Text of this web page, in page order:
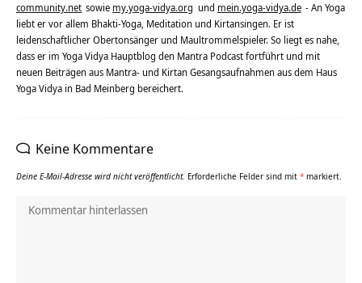
community.net sowie my.yoga-vidya.org und mein.yoga-vidya.de - An Yoga
liebt er vor allem Bhakti-Yoga, Meditation und Kirtansingen. Er ist
leidenschaftlicher Obertonsänger und Maultrommelspieler. So liegt es nahe,
dass er im Yoga Vidya Hauptblog den Mantra Podcast fortführt und mit
neuen Beiträgen aus Mantra- und Kirtan Gesangsaufnahmen aus dem Haus
Yoga Vidya in Bad Meinberg bereichert.
Keine Kommentare
Deine E-Mail-Adresse wird nicht veröffentlicht. Erforderliche Felder sind mit * markiert.